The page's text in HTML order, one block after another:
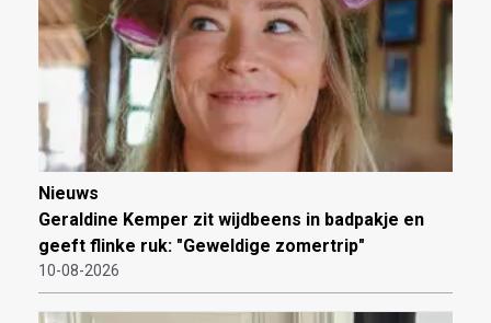
Nieuws
Geraldine Kemper zit wijdbeens in badpakje en
geeft flinke ruk: "Geweldige zomertrip"
10-08-2026